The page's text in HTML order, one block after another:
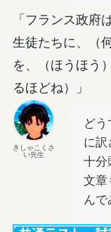
「フランス政府
生徒たちに、（
を、（ほうほう
るほどね）」
きしゃこくさ
い先生
ど
に訳
十分
文章
んで